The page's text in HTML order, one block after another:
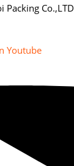
Co.,LTD
Youtube